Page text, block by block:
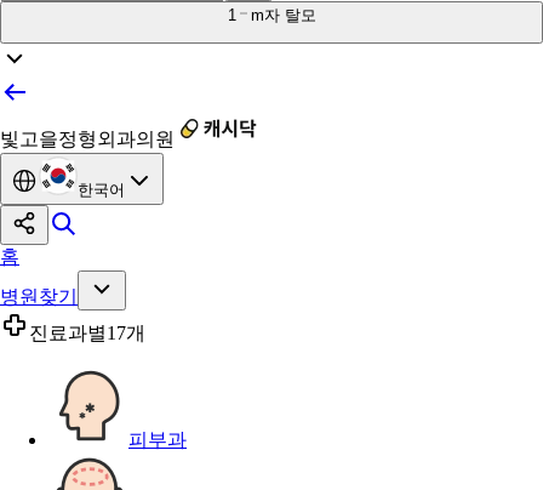
1 m자 탈모
빛고을정형외과의원
한국어
홈
병원찾기
진료과별17개
피부과